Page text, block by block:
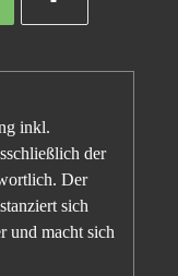
inkl.
der
Der
sich
und macht sich